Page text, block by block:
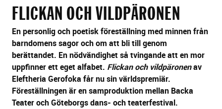
FLICKAN OCH VILDPÄRONEN
En personlig och poetisk föreställning med minnen från
barndomens sagor och om att bli till genom
berättandet. En nödvändighet så tvingande att en mor
uppfinner ett eget alfabet. Flickan och vildpäronenav
Eleftheria Gerofoka får nu sin världspremiär.
Föreställningen är en samproduktion mellan Backa
Teater och Göteborgs dans- och teaterfestival.